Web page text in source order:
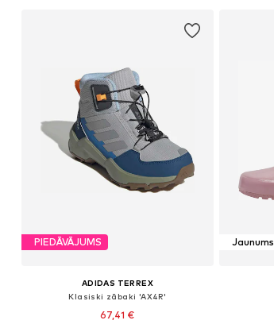
PIEDĀVĀJUMS
ADIDAS TERREX
Klasiski zābaki 'AX4R'
67,41 €
Jaunums